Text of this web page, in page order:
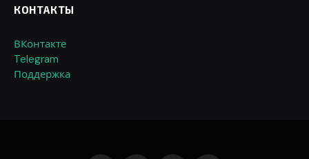
КОНТАКТЫ
ВКонтакте
Telegram
Поддержка